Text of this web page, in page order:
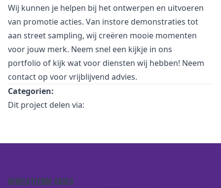
Wij kunnen je helpen bij het ontwerpen en uitvoeren
van promotie acties. Van instore demonstraties tot
aan street sampling, wij creëren mooie momenten
voor jouw merk. Neem snel een kijkje in ons
portfolio of kijk wat voor diensten wij hebben! Neem
contact op voor vrijblijvend advies.
Categorien:
Dit project delen via:
GERELATEERDE CASES